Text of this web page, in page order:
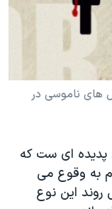
های ناموسی در
پدیده ای ست که
به وقوع می
روند این نوع